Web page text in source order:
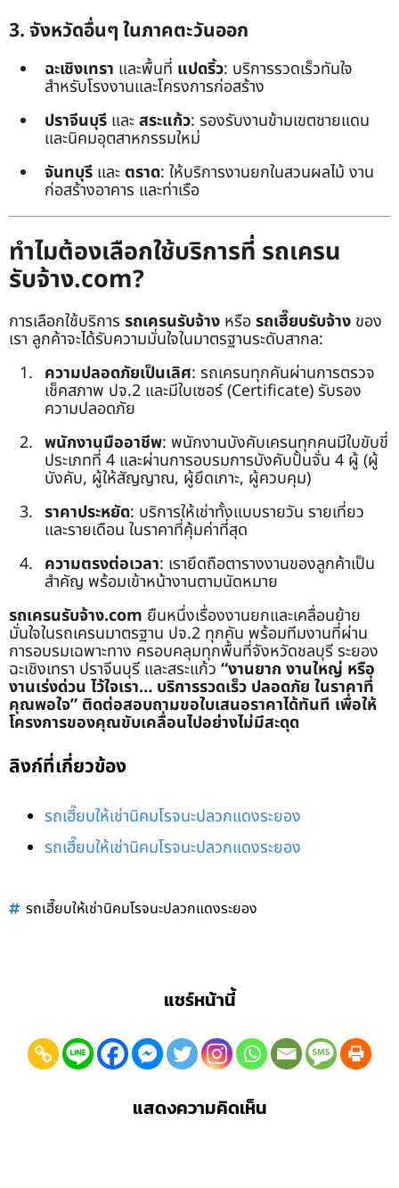
3. จังหวัดอื่นๆ ในภาคตะวันออก
ฉะเชิงเทรา และพื้นที่ แปดริ้ว: บริการรวดเร็วทันใจ
สำหรับโรงงานและโครงการก่อสร้าง
ปราจีนบุรี และสระแก้ว: รองรับงานข้ามเขตชายแดน
และนิคมอุตสาหกรรมใหม่
จันทบุรี และ ตราด: ให้บริการงานยกในสวนผลไม้ งาน
ก่อสร้างอาคาร และท่าเรือ
ทำไมต้องเลือกใช้บริการที่ รถเครน
รับจ้าง.com?
การเลือกใช้บริการ รถเครนรับจ้าง หรือรถเฮี๊ยบรับจ้าง ของ
เรา ลูกค้าจะได้รับความมั่นใจในมาตรฐานระดับสากล:
ความปลอดภัยเป็นเลิศ: รถเครนทุกคันผ่านการตรวจ
เช็คสภาพ ปจ.2 และมีใบเซอร์ (Certificate) รับรอง
ความปลอดภัย
พนักงานมืออาชีพ: พนักงานบังคับเครนทุกคนมีใบขับขี่
ประเภทที่ 4 และผ่านการอบรมการบังคับปั้นจั่น 4 ผู้ (ผู้
บังคับ, ผู้ให้สัญญาณ, ผู้ยึดเกาะ, ผู้ควบคุม)
ราคาประหยัด: บริการให้เช่าทั้งแบบรายวัน รายเที่ยว
และรายเดือน ในราคาที่คุ้มค่าที่สุด
ความตรงต่อเวลา: เรายึดถือตารางงานของลูกค้าเป็น
สำคัญ พร้อมเข้าหน้างานตามนัดหมาย
รถเครนรับจ้าง.com ยืนหนึ่งเรื่องงานยกและเคลื่อนย้าย
มั่นใจในรถเครนมาตรฐาน ปจ.2 ทุกคัน พร้อมทีมงานที่ผ่าน
การอบรมเฉพาะทาง ครอบคลุมทุกพื้นที่จังหวัดชลบุรี ระยอง
ฉะเชิงเทรา ปราจีนบุรี และสระแก้ว “งานยาก งานใหญ่ หรือ
งานเร่งด่วน ไว้ใจเรา… บริการรวดเร็ว ปลอดภัย ในราคาที่
คุณพอใจ” ติดต่อสอบถามขอใบเสนอราคาได้ทันที เพื่อให้
โครงการของคุณขับเคลื่อนไปอย่างไม่มีสะดุด
ลิงก์ที่เกี่ยวข้อง
รถเฮี๊ยบให้เช่านิคมโรจนะปลวกแดงระยอง
รถเฮี๊ยบให้เช่านิคมโรจนะปลวกแดงระยอง
รถเฮี๊ยบให้เช่านิคมโรจนะปลวกแดงระยอง
แชร์หน้านี้
แสดงความคิดเห็น